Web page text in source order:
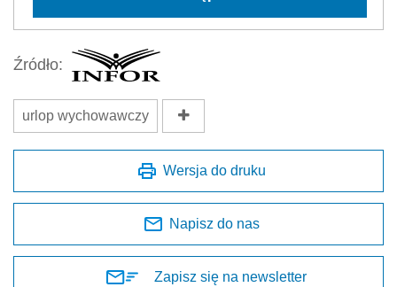
Źródło:
urlop wychowawczy
Wersja do druku
Napisz do nas
Zapisz się na newsletter